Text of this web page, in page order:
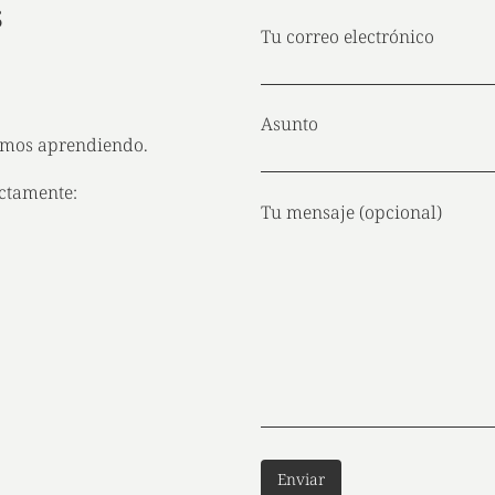
aprendiendo.
Tu correo electrónico
Asunto
Tu mensaje (opcional)